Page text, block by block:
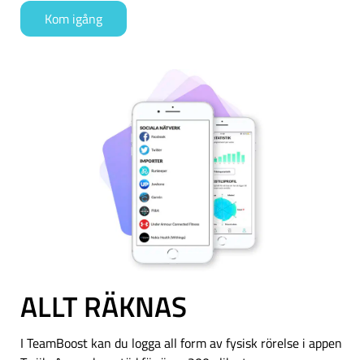
Kom igång
ALLT RÄKNAS
I TeamBoost kan du logga all form av fysisk rörelse i appen